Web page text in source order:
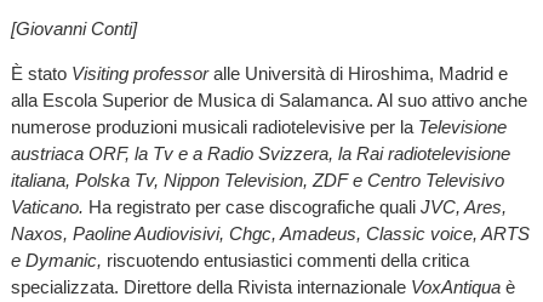
[Giovanni Conti]
È stato Visiting professoralle Università di Hiroshima, Madrid e
alla Escola Superior de Musica di Salamanca. Al suo attivo anche
numerose produzioni musicali radiotelevisive per la Televisione
austriaca ORF, la Tv e a Radio Svizzera, la Rai radiotelevisione
italiana, Polska Tv, Nippon Television, ZDF e Centro Televisivo
Vaticano. Ha registrato per case discografiche quali JVC, Ares,
Naxos, Paoline Audiovisivi, Chgc, Amadeus, Classic voice, ARTS
e Dymanic, riscuotendo entusiastici commenti della critica
specializzata. Direttore della Rivista internazionale VoxAntiqua è